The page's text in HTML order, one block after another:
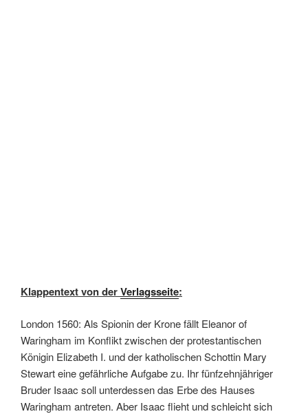
Klappentext von derVerlagsseite:
London 1560: Als Spionin der Krone fällt Eleanor of
Waringham im Konflikt zwischen der protestantischen
Königin Elizabeth I. und der katholischen Schottin Mary
Stewart eine gefährliche Aufgabe zu. Ihr fünfzehnjähriger
Bruder Isaac soll unterdessen das Erbe des Hauses
Waringham antreten. Aber Isaac flieht und schleicht sich